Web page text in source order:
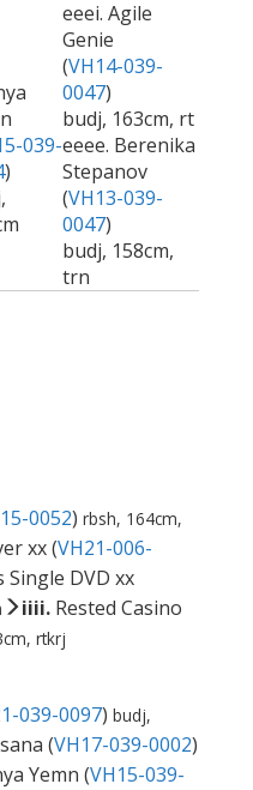
039-
)
eeei. Agile
Genie
(VH14-039-
0047)
budj, 163cm, rt
eeee. Berenika
Stepanov
(VH13-039-
0047)
budj, 158cm,
trn
0052) rbsh, 164cm,
xx (VH21-006-
Single DVD xx
iiii. Rested Casino
rtkrj
039-0097) budj,
(VH17-039-0002)
Yemn (VH15-039-